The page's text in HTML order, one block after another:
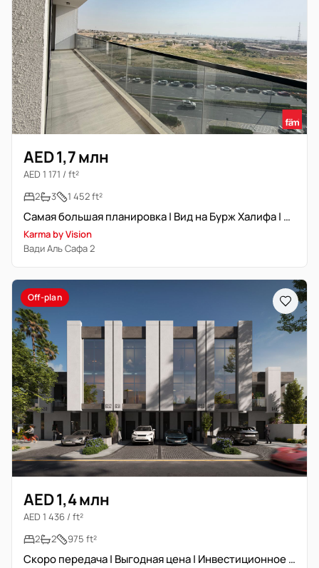
AED 1,7 млн
AED 1 171 / ft²
2
3 1 452 ft²
Самая большая планировка | Вид на Бурж Халифа | Свободна
Karma by Vision
Вади Аль Сафа 2
Off-plan
AED 1,4 млн
AED 1 436 / ft²
2
2 975 ft²
Скоро передача | Выгодная цена | Инвестиционное предложение